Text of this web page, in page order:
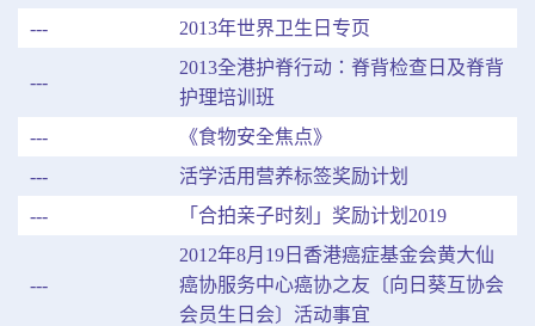
---
2013年世界卫生日专页
---
2013全港护脊行动：脊背检查日及脊背
护理培训班
---
《食物安全焦点》
---
活学活用营养标签奖励计划
---
「合拍亲子时刻」奖励计划2019
---
2012年8月19日香港癌症基金会黄大仙
癌协服务中心癌协之友〔向日葵互协会
会员生日会〕活动事宜